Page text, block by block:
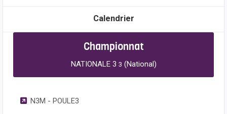
Calendrier
Championnat
NATIONALE 3 3 (National)
N3M - POULE3